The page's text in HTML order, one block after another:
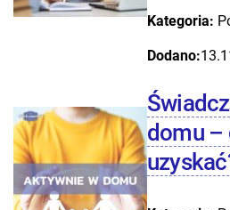
Kategoria:
Dodano:
domu –